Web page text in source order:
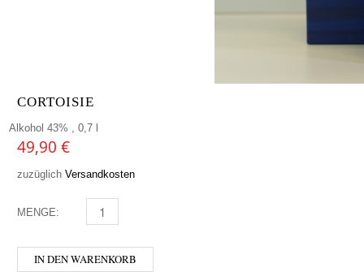
CORTOISIE
Alkohol 43% , 0,7 l
49,90 €
zuzüglich Versandkosten
MENGE: CORTOISIE MENGE
IN DEN WARENKORB